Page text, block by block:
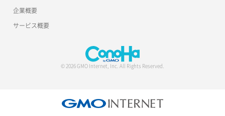
接続許可DBユーザー設定解除
企業概要
サービス概要
© 2026 GMO Internet, Inc. All Rights Reserved.